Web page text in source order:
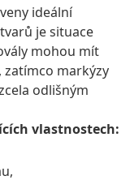
ideální
je situace
mohou mít
markýzy
odlišným
vlastnostech: